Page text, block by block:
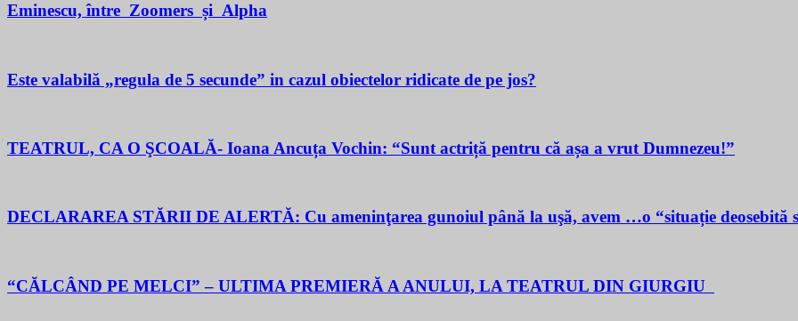
Eminescu, între Zoomers și Alpha
Este valabilă „regula de 5 secunde” in cazul obiectelor ridicate de pe jos?
TEATRUL, CA O ŞCOALĂ- Ioana Ancuța Vochin: “Sunt actriță pentru că așa a vrut Dumnezeu!”
DECLARAREA STĂRII DE ALERTĂ: Cu ameninţarea gunoiul până la uşă, avem …o “situație deosebită
“CĂLCÂND PE MELCI” – ULTIMA PREMIERĂ A ANULUI, LA TEATRUL DIN GIURGIU